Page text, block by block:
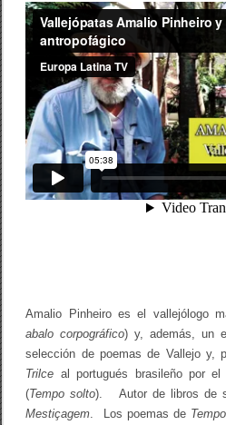
Amalio Pinheiro es el vallejólogo
abalo corpográfico) y, además, un
selección de poemas de Vallejo y,
Trilce al portugués brasileño por
(Tempo solto). Autor de libros de
Mestiçagem . Los poemas de